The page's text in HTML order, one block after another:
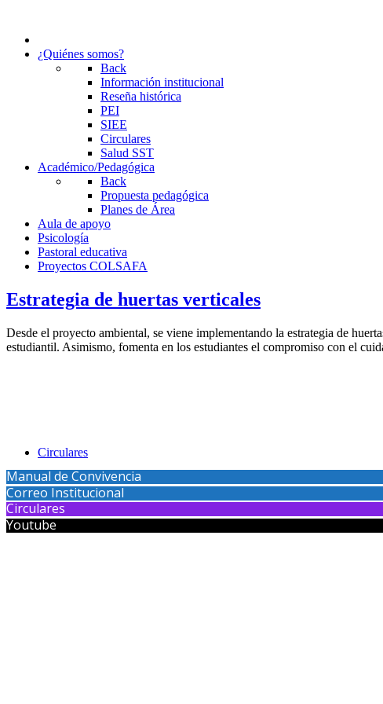
¿Quiénes somos?
Back
Información institucional
Reseña histórica
PEI
SIEE
Circulares
Salud SST
Académico/Pedagógica
Back
Propuesta pedagógica
Planes de Área
Aula de apoyo
Psicología
Pastoral educativa
Proyectos COLSAFA
Estrategia de huertas verticales
Desde el proyecto ambiental, se viene implementando la estrategia de
estudiantil. Asimismo, fomenta en los estudiantes el compromiso con el
Circulares
Manual de Convivencia
Correo Institucional
Circulares
Youtube